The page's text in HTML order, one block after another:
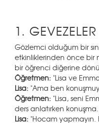
1. GEVEZELER
Gözlemci olduğum bir
etkinliklerinden önce bir
bir öğrenci diğerine
Öğretmen: "Lisa ve
Lisa: "Ama ben
Öğretmen: "Lisa, seni
ders anlatırken
Lisa: "Hocam